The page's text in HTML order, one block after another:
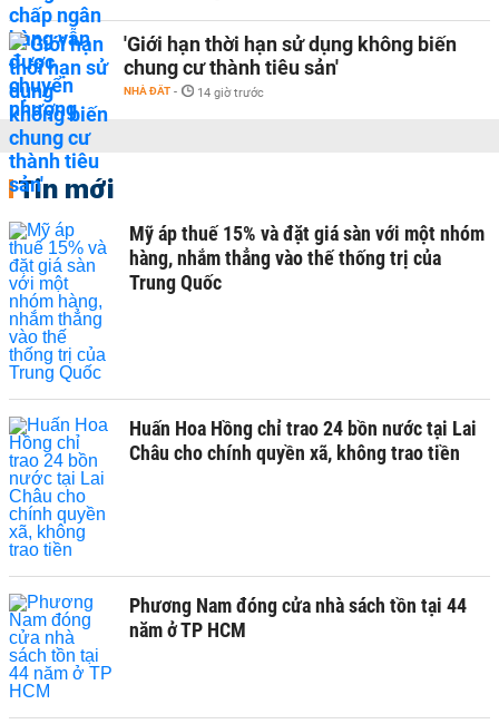
'Giới hạn thời hạn sử dụng không biến
chung cư thành tiêu sản'
NHÀ ĐẤT - 14 giờ trước
Tin mới
Mỹ áp thuế 15% và đặt giá sàn với một nhóm
hàng, nhắm thẳng vào thế thống trị của
Trung Quốc
Huấn Hoa Hồng chỉ trao 24 bồn nước tại Lai
Châu cho chính quyền xã, không trao tiền
Phương Nam đóng cửa nhà sách tồn tại 44
năm ở TP HCM